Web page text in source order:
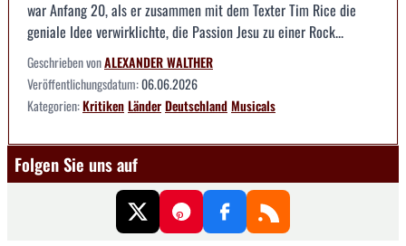
war Anfang 20, als er zusammen mit dem Texter Tim Rice die
geniale Idee verwirklichte, die Passion Jesu zu einer Rock...
Geschrieben vonALEXANDER WALTHER
Veröffentlichungsdatum:06.06.2026
Kategorien:KritikenLänderDeutschlandMusicals
Folgen Sie uns auf